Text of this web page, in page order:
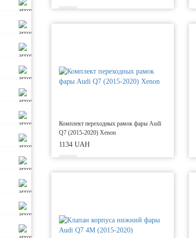
Комплект переходных рамок фары Audi
Q7 (2015-2020) Xenon
1134 UAH